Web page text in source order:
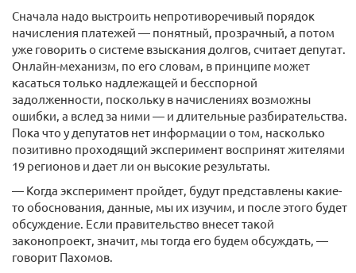
Сначала надо выстроить непротиворечивый порядок
начисления платежей — понятный, прозрачный, а потом
уже говорить о системе взыскания долгов, считает депутат.
Онлайн-механизм, по его словам, в принципе может
касаться только надлежащей и бесспорной
задолженности, поскольку в начислениях возможны
ошибки, а вслед за ними — и длительные разбирательства.
Пока что у депутатов нет информации о том, насколько
позитивно проходящий эксперимент воспринят жителями
19 регионов и дает ли он высокие результаты.
— Когда эксперимент пройдет, будут представлены какие-
то обоснования, данные, мы их изучим, и после этого будет
обсуждение. Если правительство внесет такой
законопроект, значит, мы тогда его будем обсуждать, —
говорит Пахомов.